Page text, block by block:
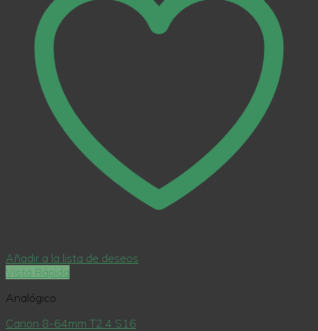
Añadir a la lista de deseos
Vista Rápida
Analógico
Canon 8-64mm T2.4 S16